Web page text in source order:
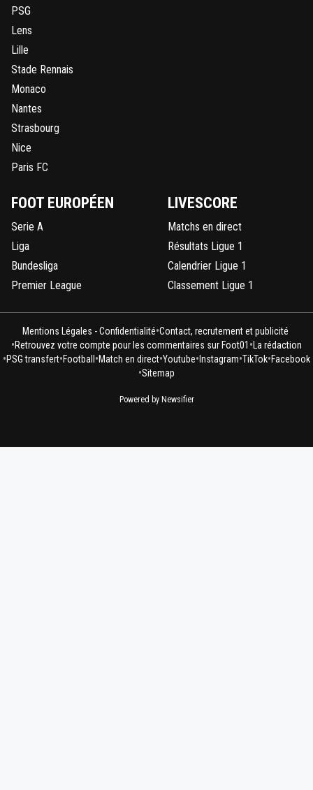
PSG
Lens
Lille
Stade Rennais
Monaco
Nantes
Strasbourg
Nice
Paris FC
FOOT EUROPÉEN
Serie A
Liga
Bundesliga
Premier League
LIVESCORE
Matchs en direct
Résultats Ligue 1
Calendrier Ligue 1
Classement Ligue 1
Mentions Légales - Confidentialité•Contact, recrutement et publicité
•Retrouvez votre compte pour les commentaires sur Foot01 • La rédaction
•PSG transfert•Football •Match en direct•Youtube• Instagram•TikTok•Facebook
•Sitemap
Powered by Newsifier